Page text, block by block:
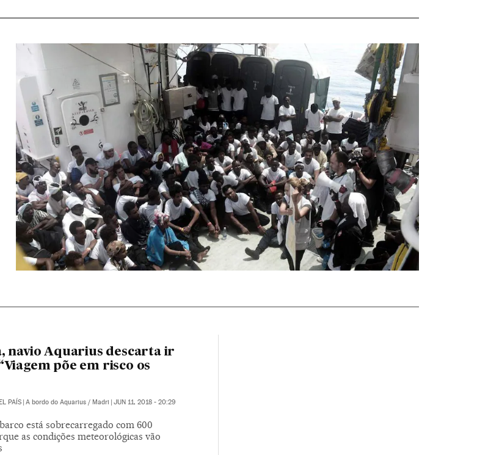
navio Aquarius descarta ir
põe em risco os
EL PAÍS A bordo do Aquarius / Madri
JUN 11, 2018 - 20:29
está sobrecarregado com 600
as condições meteorológicas vão